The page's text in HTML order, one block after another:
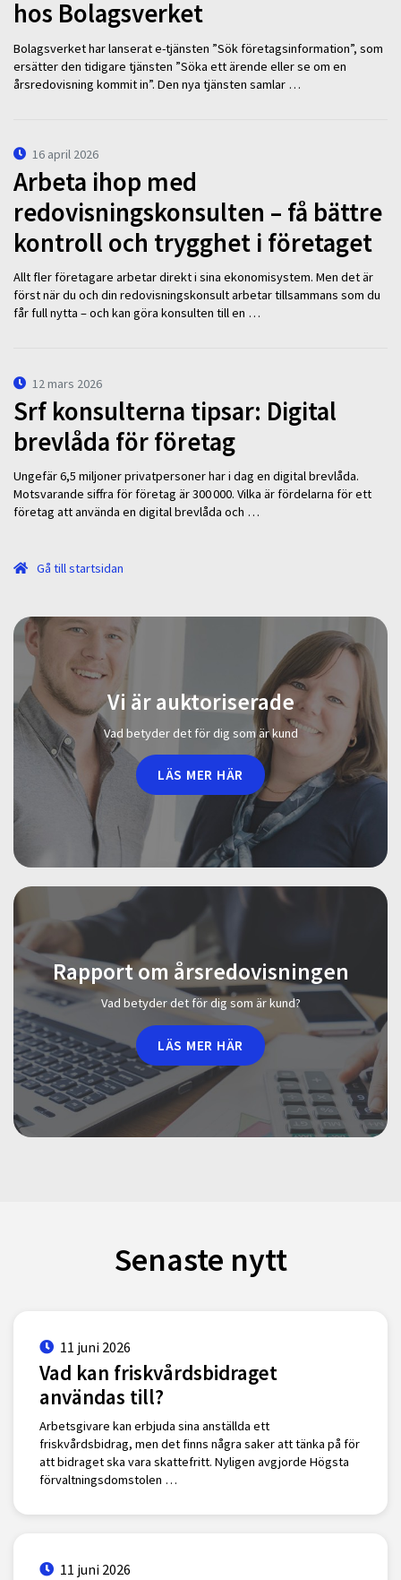
hos Bolagsverket
Bolagsverket har lanserat e-tjänsten ”Sök företagsinformation”, som
ersätter den tidigare tjänsten ”Söka ett ärende eller se om en
årsredovisning kommit in”. Den nya tjänsten samlar …
16 april 2026
Arbeta ihop med
redovisningskonsulten – få bättre
kontroll och trygghet i företaget
Allt fler företagare arbetar direkt i sina ekonomisystem. Men det är
först när du och din redovisningskonsult arbetar tillsammans som du
får full nytta – och kan göra konsulten till en …
12 mars 2026
Srf konsulterna tipsar: Digital
brevlåda för företag
Ungefär 6,5 miljoner privatpersoner har i dag en digital brevlåda.
Motsvarande siffra för företag är 300 000. Vilka är fördelarna för ett
företag att använda en digital brevlåda och …
Gå till startsidan
Vi är auktoriserade
Vad betyder det för dig som är kund
LÄS MER HÄR
Rapport om årsredovisningen
Vad betyder det för dig som är kund?
LÄS MER HÄR
Senaste nytt
11 juni 2026
Vad kan friskvårdsbidraget
användas till?
Arbetsgivare kan erbjuda sina anställda ett
friskvårdsbidrag, men det finns några saker att tänka på för
att bidraget ska vara skattefritt. Nyligen avgjorde Högsta
förvaltningsdomstolen …
11 juni 2026